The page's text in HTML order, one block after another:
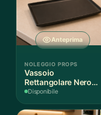
Anteprima
NOLEGGIO PROPS
Vassoio
Rettangolare Nero
Opaco
Disponibile